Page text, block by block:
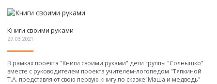
Книги своими руками
29.03.2021
В рамках проекта "Книги своими руками" дети группы "Солнышко"
вместе с руководителем проекта учителем-логопедом "Тяпкиной
Т.А. представляют свою первую книгу по сказке"Маша и медведь"